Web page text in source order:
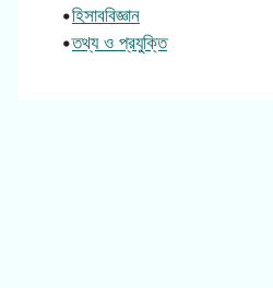
•হিসাববিজ্ঞান
•তথ্য ও প্রযুক্তি